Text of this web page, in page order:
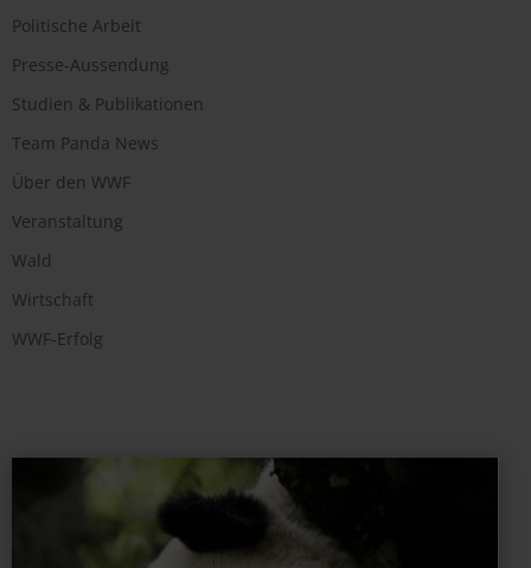
Politische Arbeit
Presse-Aussendung
Studien & Publikationen
Team Panda News
Über den WWF
Veranstaltung
Wald
Wirtschaft
WWF-Erfolg